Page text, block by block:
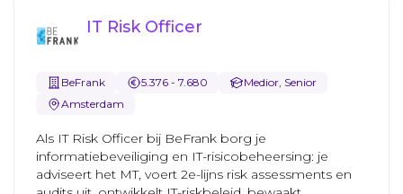
IT Risk Officer
BeFrank 5.376 - 7.680
Medior, Senior
Amsterdam
Als IT Risk Officer bij BeFrank borg je
informatiebeveiliging en IT-risicobeheersing: je
adviseert het MT, voert 2e-lijns risk assessments en